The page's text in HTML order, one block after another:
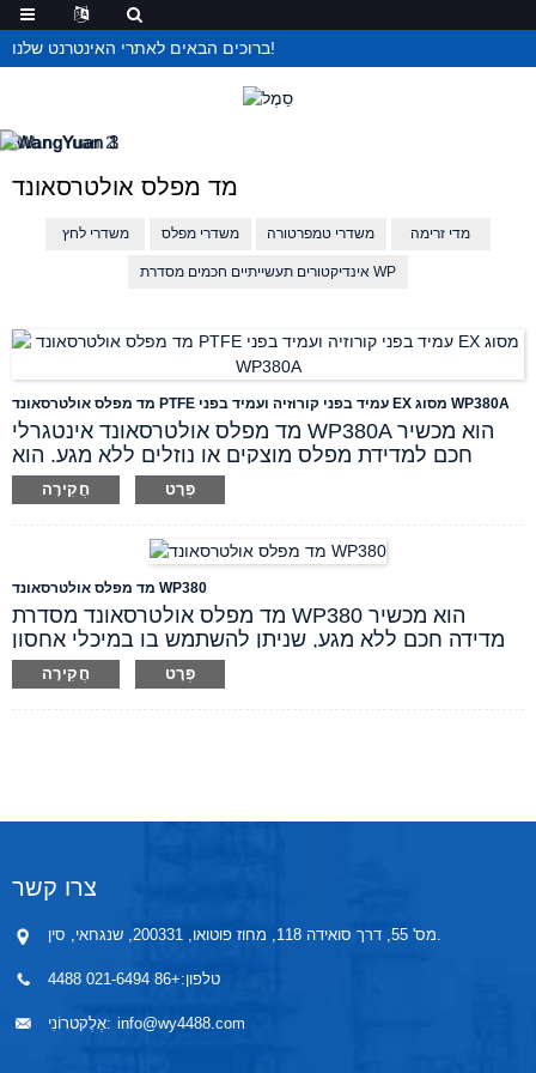
ברוכים הבאים לאתרי האינטרנט שלנו!
מד מפלס אולטרסאונד
משדרי לחץ משדרי מפלס משדרי טמפרטורה מדי זרימה
אינדיקטורים תעשייתיים חכמים מסדרת WP
מד מפלס אולטרסאונד PTFE עמיד בפני קורוזיה ועמיד בפני EX מסוג WP380A
מד מפלס אולטרסאונד אינטגרלי WP380A הוא מכשיר
חכם למדידת מפלס מוצקים או נוזלים ללא מגע. הוא
מתאים באופן אידיאלי למדידת מפלס קורוזיבי, ציפויים או
פסולת, וגם למדידת מרחק. למשדר צג LCD חכם והוא
אופציונליים לטווח של 1~20 מטר.
חֲקִירָה פְּרָט
מד מפלס אולטרסאונד WP380
מד מפלס אולטרסאונד מסדרת WP380 הוא מכשיר
מדידה חכם ללא מגע, שניתן להשתמש בו במיכלי אחסון
כימיקלים, נפט ופסולת בתפזורת. הוא מתאים באופן
אידיאלי לנוזלים קורוזיביים, ציפויים או פסולת. משדר זה
חֲקִירָה פְּרָט
צרו קשר
טלפון:+86 021-6494 4488
אֶלֶקטרוֹנִי: info@wy4488.com